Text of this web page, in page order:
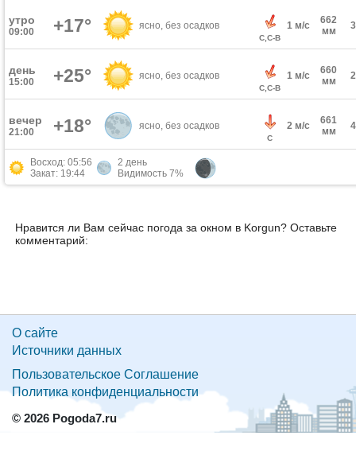
утро
09:00 +17° ясно, без осадков
С,С-В
1 м/с
662
мм
день
15:00 +25° ясно, без осадков
С,С-В
1 м/с
660
мм
вечер
21:00 +18° ясно, без осадков
С
2 м/с
661
мм
Восход: 05:56
Закат: 19:44
2 день
Видимость 7%
Нравится ли Вам сейчас погода за окном в Korgun? Оставьте
комментарий:
О сайте
Источники данных
Пользовательское Соглашение
Политика конфиденциальности
© 2026 Pogoda7.ru